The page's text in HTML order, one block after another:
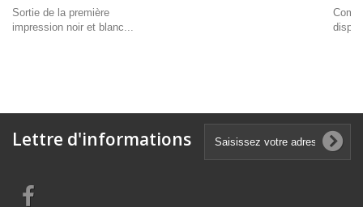
Sortie de la première
impression noir et blanc...
Lettre d'informations